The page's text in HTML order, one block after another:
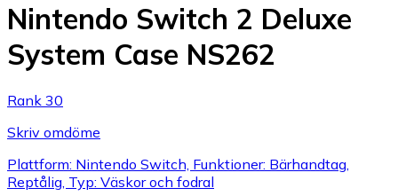
Nintendo Switch 2 Deluxe
System Case NS262
Rank 30
Skriv omdöme
Plattform: Nintendo Switch, Funktioner: Bärhandtag,
Reptålig, Typ: Väskor och fodral